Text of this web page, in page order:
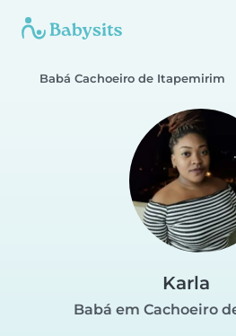
Babá Cachoeiro de Itapemirim
Karla
Babá em Cachoeiro